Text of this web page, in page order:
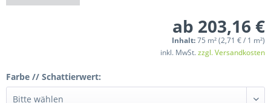
ab 203,16 €
Inhalt:75 m² (2,71 € / 1 m²)
inkl. MwSt.zzgl. Versandkosten
Farbe // Schattierwert: